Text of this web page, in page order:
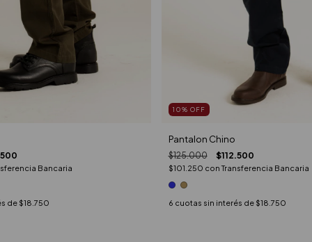
Bancaria
de $18.750
10% OFF
Pantalon Chino
$125.000 $112.500
$101.250 conTransferencia Bancaria
6 cuotas sin interés de $18.750